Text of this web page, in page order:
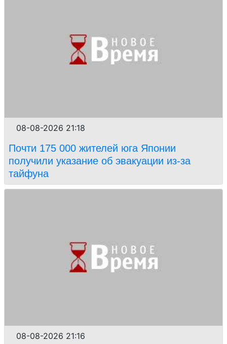
08-08-2026 21:18
Почти 175 000 жителей юга Японии
получили указание об эвакуации из-за
тайфуна
08-08-2026 21:16